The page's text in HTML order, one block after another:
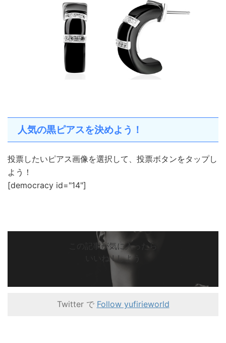
人気の黒ピアスを決めよう！
投票したいピアス画像を選択して、投票ボタンをタップし
よう！
[democracy id="14"]
この記事が気に入ったら
いいね ! しよう
Twitter で Follow yufirieworld